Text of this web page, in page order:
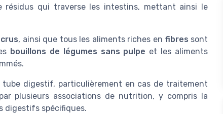
résidus qui traverse les intestins, mettant ainsi le
, ainsi que tous les aliments riches en fibres sont
bouillons de légumes sans pulpe et les aliments
digestif, particulièrement en cas de traitement
plusieurs associations de nutrition, y compris la
digestifs spécifiques.